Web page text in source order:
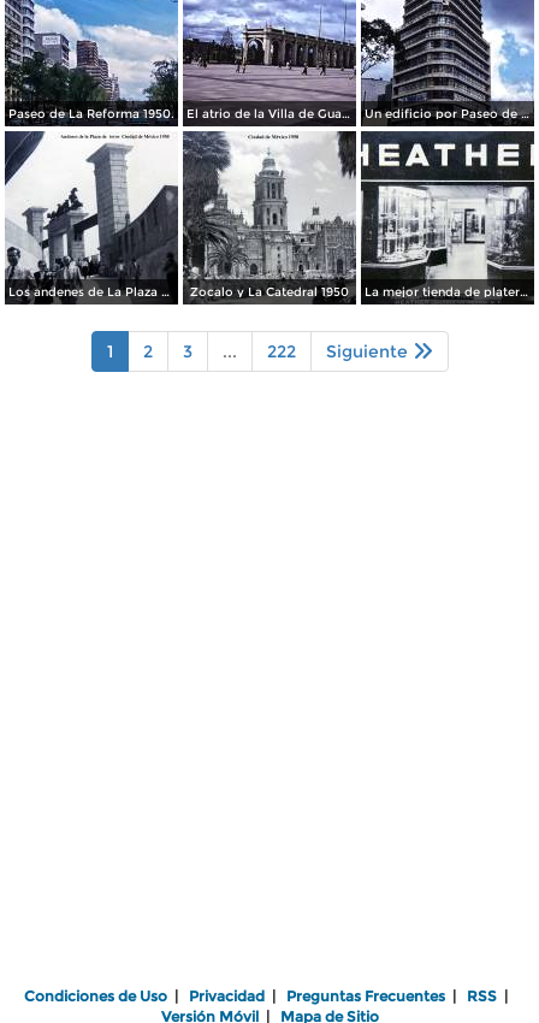
Paseo de La Reforma 1950. El atrio de la Villa de Guadalupe 1950. Un edificio por Paseo de La Reforma 1950
Los andenes de La Plaza de toros Ciudad de México 1950 Zocalo y La Catedral 1950 La mejor tienda de plateria.
1 2 3 ... 222 Siguiente
Condiciones de Uso | Privacidad | Preguntas Frecuentes | RSS |
Versión Móvil| Mapa de Sitio